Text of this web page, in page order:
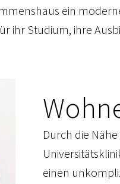
ein
ihr Studium, ihre
Durch die
einen